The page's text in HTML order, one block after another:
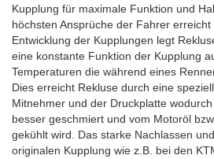
Kupplung für maximale Funktion und
höchsten Ansprüche der Fahrer
Entwicklung der Kupplungen legt
eine konstante Funktion der Kupplung
Temperaturen die während eines
Dies erreicht Rekluse durch eine
Mitnehmer und der Druckplatte
besser geschmiert und vom Motoröl
gekühlt wird. Das starke Nachlassen
originalen Kupplung wie z.B. bei den